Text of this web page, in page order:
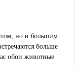
но и большим
больше
обои животные